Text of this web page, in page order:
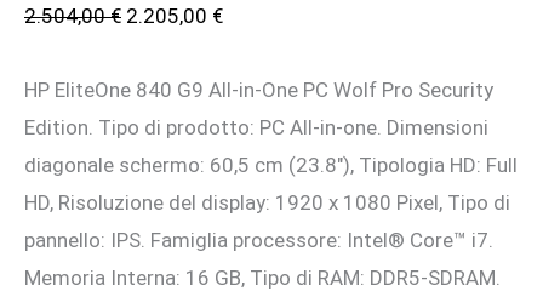
2.504,00€ Il
originale
era:
2.504,00 €.
2.205,00 €Il
attuale
è:
2.205,00 €.
HP EliteOne 840 G9 All-in-One PC Wolf Pro Security
Edition. Tipo di prodotto: PC All-in-one. Dimensioni
diagonale schermo: 60,5 cm (23.8″), Tipologia HD: Full
HD, Risoluzione del display: 1920 x 1080 Pixel, Tipo di
pannello: IPS. Famiglia processore: Intel® Core™ i7.
Memoria Interna: 16 GB, Tipo di RAM: DDR5-SDRAM.